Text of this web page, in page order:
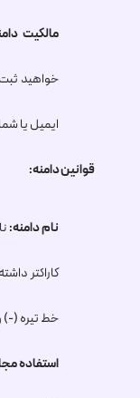
مالکیت
خواهید ثبت
ایمیل یا
قوانین دامنه:
نام دامنه:
کاراکتر
خط تیره (-) و
استفاده